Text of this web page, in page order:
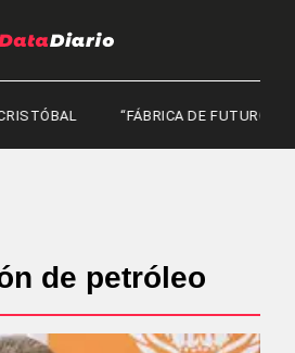
“FÁBRICA DE FUTURO”
de petróleo